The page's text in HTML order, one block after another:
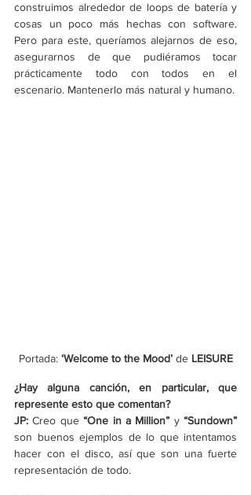
construimos alrededor de loops de batería y
cosas un poco más hechas con software.
Pero para este, queríamos alejarnos de eso,
asegurarnos de que pudiéramos tocar
prácticamente todo con todos en el
escenario. Mantenerlo más natural y humano.
Portada: ‘Welcome to the Mood’ de LEISURE
¿Hay alguna canción, en particular, que
represente esto que comentan?
JP: Creo que “One in a Million” y “Sundown”
son buenos ejemplos de lo que intentamos
hacer con el disco, así que son una fuerte
representación de todo.